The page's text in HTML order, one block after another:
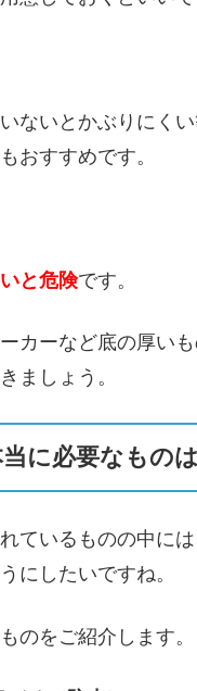
ないとかぶりにく
おすすめです。
と危険です。
カーなど底の厚い
ましょう。
に必要なもの
ているものの中に
にしたいですね。
のをご紹介します。